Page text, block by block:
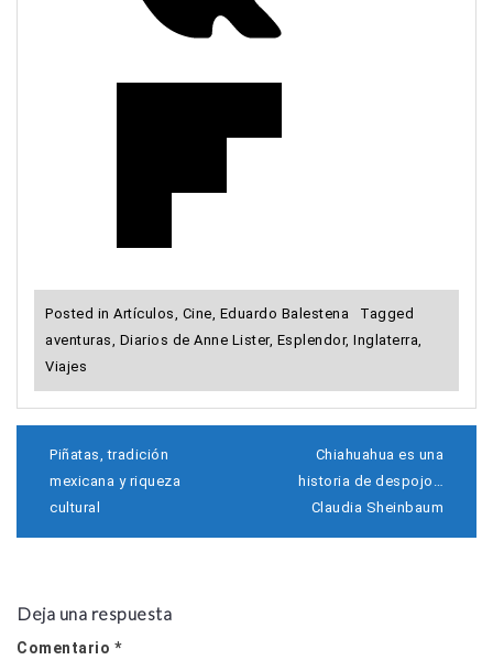
Posted in Artículos, Cine, Eduardo Balestena
Tagged
aventuras, Diarios de Anne Lister, Esplendor, Inglaterra,
Viajes
g
i
ó
n
Piñatas, tradición
mexicana y riqueza
cultural
Chiahuahua es una
historia de despojo…
Claudia Sheinbaum
Deja una respuesta
Comentario *